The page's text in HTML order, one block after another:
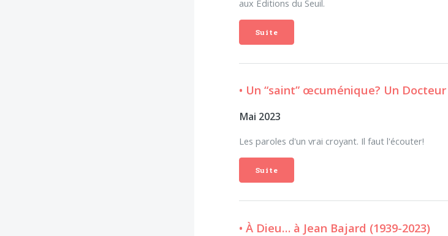
aux Éditions du Seuil.
Suite
• Un “saint” œcuménique? Un
Mai 2023
Les paroles d'un vrai croyant. Il faut l'écouter!
Suite
• À Dieu… à Jean Bajard (1939-2023)